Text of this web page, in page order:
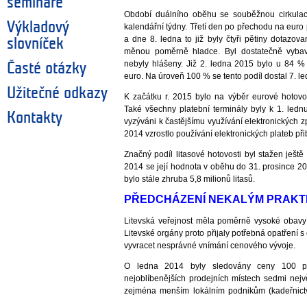
Výkladový
slovníček
Časté otázky
Užitečné odkazy
Kontakty
Období duálního oběhu se souběžnou
kalendářní týdny. Třetí den po přechodu na
a dne 8. ledna to již byly čtyři pětiny
měnou poměrně hladce. Byl dostatečně
nebyly hlášeny. Již 2. ledna 2015 bylo u 84
euro. Na úroveň 100 % se tento podíl dostal 7.
K začátku r. 2015 bylo na výběr eurové
Také všechny platební terminály byly k 1.
vyzýváni k častějšímu využívání elektronických
2014 vzrostlo používání elektronických plateb
Značný podíl litasové hotovosti byl stažen
2014 se její hodnota v oběhu do 31. prosince
bylo stále zhruba 5,8 milionů litasů.
PŘEDCHÁZENÍ NEKALÝM
Litevská veřejnost měla poměrně vysoké
Litevské orgány proto přijaly potřebná opatření
vyvracet nesprávné vnímání cenového vývoje.
O ledna 2014 byly sledovány ceny 100
nejoblíbenějších prodejních místech sedmi
zejména menším lokálním podnikům